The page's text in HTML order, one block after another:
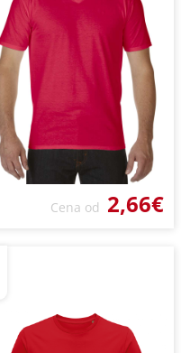
Cena od 2,66€